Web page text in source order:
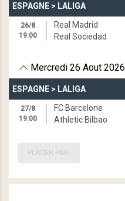
ESPAGNE > LALIGA
26/8
19:00
Real Madrid
Real Sociedad
Mercredi 26 Aout 2026
ESPAGNE > LALIGA
27/8
19:00
FC Barcelone
Athletic Bilbao
PLACER PARI